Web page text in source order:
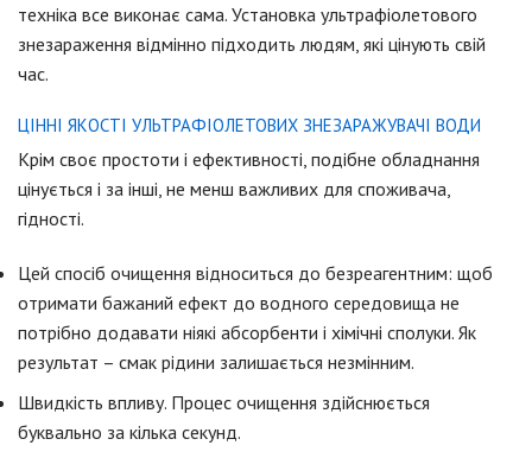
техніка все виконає сама. Установка ультрафіолетового
знезараження відмінно підходить людям, які цінують свій
час.
ЦІННІ ЯКОСТІ УЛЬТРАФІОЛЕТОВИХ ЗНЕЗАРАЖУВАЧІ ВОДИ
Крім своє простоти і ефективності, подібне обладнання
цінується і за інші, не менш важливих для споживача,
гідності.
Цей спосіб очищення відноситься до безреагентним: щоб
отримати бажаний ефект до водного середовища не
потрібно додавати ніякі абсорбенти і хімічні сполуки. Як
результат – смак рідини залишається незмінним.
Швидкість впливу. Процес очищення здійснюється
буквально за кілька секунд.